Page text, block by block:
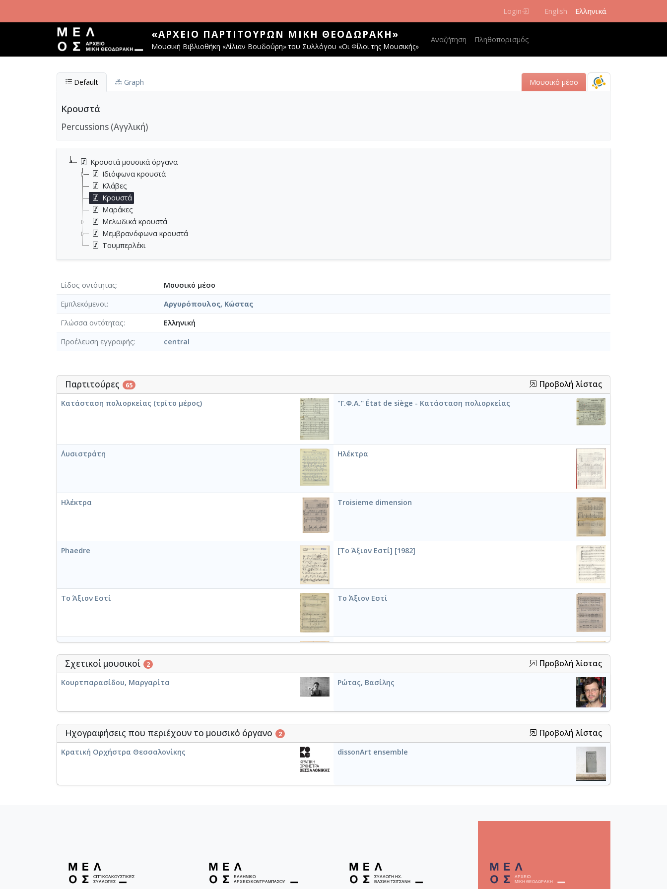
Login English Ελληνικά
«ΑΡΧΕΊΟ ΠΑΡΤΙΤΟΎΡΩΝ ΜΊΚΗ ΘΕΟΔΩΡΆΚΗ»
Μουσική Βιβλιοθήκη «Λίλιαν Βουδούρη» του Συλλόγου «Οι Φίλοι της Μουσικής»
Main navigation
Αναζήτηση Πληθοπορισμός
Default Graph Μουσικό μέσο
Κρουστά
Percussions (Αγγλική)
Κρουστά μουσικά όργανα
Ιδιόφωνα κρουστά
Κλάβες
Κρουστά
Μαράκες
Μελωδικά κρουστά
Μεμβρανόφωνα κρουστά
Τουμπερλέκι
Είδος οντότητας
Μουσικό μέσο
Εμπλεκόμενοι
Αργυρόπουλος, Κώστας
Γλώσσα οντότητας
Ελληνική
Προέλευση εγγραφής
central
Παρτιτούρες 65 Προβολή λίστας
Κατάσταση πολιορκείας (τρίτο μέρος) "Γ.Φ.Α." État de siège - Κατάσταση πολιορκείας
΄Λυσιστράτη Ηλέκτρα
Ηλέκτρα Troisieme dimension
Phaedre [Το Άξιον Εστί] [1982]
Το Άξιον Εστί Το Άξιον Εστί
Φοίνισσες [1959-11-27] Les Amants de Teruel
Le feu aux poudres [1958-11-30] Επιτάφιος [1955]
Μουσική υπόκρουση για το φιλμ "Ξυπόλυτο τάγμα" The barefoot bataillon
Σχετικοί μουσικοί 2 Προβολή λίστας
Κουρτπαρασίδου, Μαργαρίτα Ρώτας, Βασίλης
Ηχογραφήσεις που περιέχουν το μουσικό όργανο 2 Προβολή λίστας
Κρατική Ορχήστρα Θεσσαλονίκης dissonArt ensemble